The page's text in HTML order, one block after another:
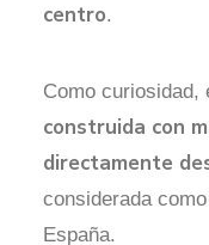
centro.
Como curiosidad,
construida con
directamente
considerada
España.